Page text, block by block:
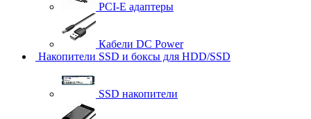
PCI-E адаптеры
Кабели DC Power
Накопители SSD и боксы для HDD/SSD
SSD накопители